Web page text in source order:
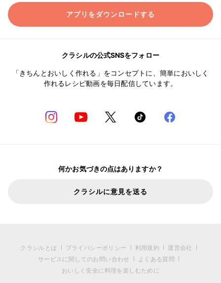
アプリをダウンロードする
クラシルの公式SNSをフォロー
「きちんとおいしく作れる」をコンセプトに、簡単においしく
作れるレシピ動画を毎日配信しています。
何かお気づきの点はありますか？
クラシルに意見を送る
クラシルとは プライバシーポリシー 利用規約
運営会社
サービスに関してのお問い合わせ
よくある質問
おいしく安全に料理を楽しむために